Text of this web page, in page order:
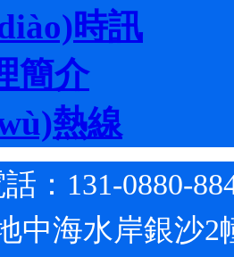
時訊
簡介
熱線
：131-0880-
中海水岸銀沙2